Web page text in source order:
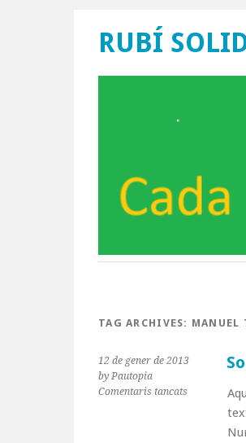
RUBÍ
TAG ARCHIVES: MANUEL
12 de gener de 2013
by Pautopia
Comentaris tancatsa